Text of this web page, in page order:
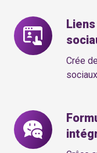
Crée
Liens
vers
les
Formulaire
de